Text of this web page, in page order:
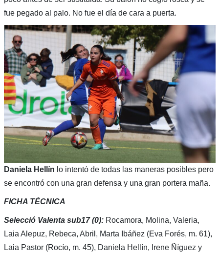
fue pegado al palo. No fue el día de cara a puerta.
Daniela Hellín lo intentó de todas las maneras posibles pero
se encontró con una gran defensa y una gran portera maña.
FICHA TÉCNICA
Selecció Valenta sub17 (0):Rocamora, Molina, Valeria,
Laia Alepuz, Rebeca, Abril, Marta Ibáñez (Eva Forés, m. 61),
Laia Pastor (Rocío, m. 45), Daniela Hellín, Irene Ñíguez y